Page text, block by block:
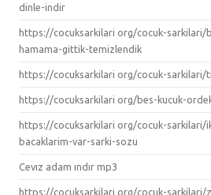
dinle-indir
https://cocuksarkilari org/cocuk-sarkilari/
hamama-gittik-temizlendik
https://cocuksarkilari org/cocuk-sarkilari/
https://cocuksarkilari org/bes-kucuk-
https://cocuksarkilari org/cocuk-sarkilari/
bacaklarim-var-sarki-sozu
Cevız adam ındır mp3
https://cocuksarkilari org/cocuk-sarkilari/